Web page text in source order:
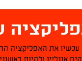
עכשיו את האפליקציה